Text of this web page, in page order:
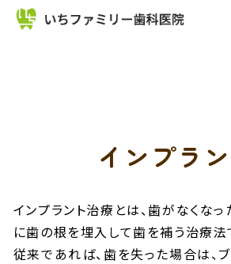
インプラ
インプラント治療とは、歯がなくな
に歯の根を埋入して歯を補う治療法
従来であれば、歯を失った場合は、